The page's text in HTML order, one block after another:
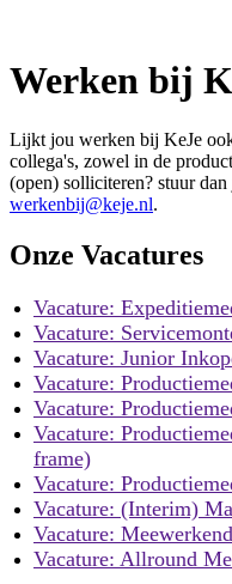
Werken bij
Lijkt jou werken bij KeJe
collega's, zowel in de
(open) solliciteren? stuur
werkenbij@keje.nl.
Onze Vacatures
Vacature:
Vacature:
Vacature: Junior
Vacature:
Vacature:
Vacature:
frame)
Vacature:
Vacature: (Interim)
Vacature:
Vacature: Allround